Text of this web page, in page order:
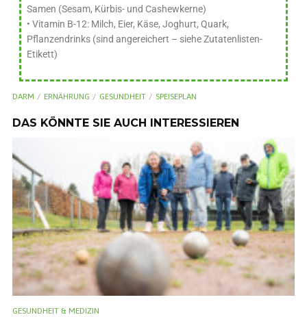
Samen (Sesam, Kürbis- und Cashewkerne)
• Vitamin B-12: Milch, Eier, Käse, Joghurt, Quark,
Pflanzendrinks (sind angereichert – siehe Zutatenlisten-
Etikett)
DARM ERNÄHRUNG GESUNDHEIT SPEISEPLAN
DAS KÖNNTE SIE AUCH INTERESSIEREN
GESUNDHEIT & MEDIZIN